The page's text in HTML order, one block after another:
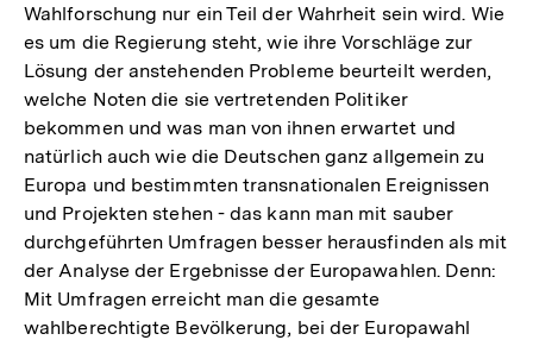
Wahlforschung nur ein Teil der Wahrheit sein wird. Wie
es um die Regierung steht, wie ihre Vorschläge zur
Lösung der anstehenden Probleme beurteilt werden,
welche Noten die sie vertretenden Politiker
bekommen und was man von ihnen erwartet und
natürlich auch wie die Deutschen ganz allgemein zu
Europa und bestimmten transnationalen Ereignissen
und Projekten stehen - das kann man mit sauber
durchgeführten Umfragen besser herausfinden als mit
der Analyse der Ergebnisse der Europawahlen. Denn:
Mit Umfragen erreicht man die gesamte
wahlberechtigte Bevölkerung, bei der Europawahl